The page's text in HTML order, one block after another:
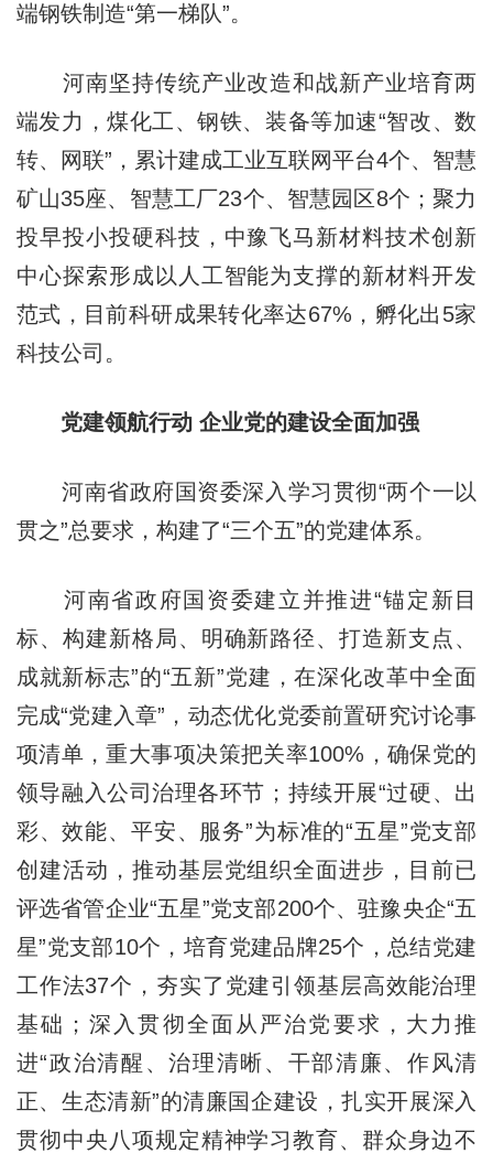
端钢铁制造“第一梯队”。
河南坚持传统产业改造和战新产业培育两
端发力，煤化工、钢铁、装备等加速“智改、数
转、网联”，累计建成工业互联网平台4个、智慧
矿山35座、智慧工厂23个、智慧园区8个；聚力
投早投小投硬科技，中豫飞马新材料技术创新
中心探索形成以人工智能为支撑的新材料开发
范式，目前科研成果转化率达67%，孵化出5家
科技公司。
党建领航行动 企业党的建设全面加强
河南省政府国资委深入学习贯彻“两个一以
贯之”总要求，构建了“三个五”的党建体系。
河南省政府国资委建立并推进“锚定新目
标、构建新格局、明确新路径、打造新支点、
成就新标志”的“五新”党建，在深化改革中全面
完成“党建入章”，动态优化党委前置研究讨论事
项清单，重大事项决策把关率100%，确保党的
领导融入公司治理各环节；持续开展“过硬、出
彩、效能、平安、服务”为标准的“五星”党支部
创建活动，推动基层党组织全面进步，目前已
评选省管企业“五星”党支部200个、驻豫央企“五
星”党支部10个，培育党建品牌25个，总结党建
工作法37个，夯实了党建引领基层高效能治理
基础；深入贯彻全面从严治党要求，大力推
进“政治清醒、治理清晰、干部清廉、作风清
正、生态清新”的清廉国企建设，扎实开展深入
贯彻中央八项规定精神学习教育、群众身边不